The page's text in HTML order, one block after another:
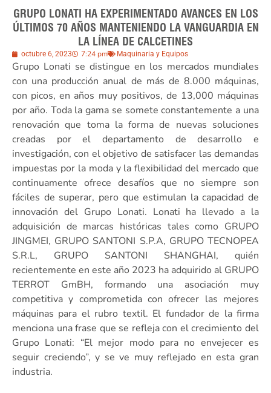
GRUPO LONATI HA EXPERIMENTADO AVANCES EN LOS
ÚLTIMOS 70 AÑOS MANTENIENDO LA VANGUARDIA EN
LA LÍNEA DE CALCETINES
octubre 6, 2023 7:24 pm Maquinaria y Equipos
Grupo Lonati se distingue en los mercados mundiales
con una producción anual de más de 8.000 máquinas,
con picos, en años muy positivos, de 13,000 máquinas
por año. Toda la gama se somete constantemente a una
renovación que toma la forma de nuevas soluciones
creadas por el departamento de desarrollo e
investigación, con el objetivo de satisfacer las demandas
impuestas por la moda y la flexibilidad del mercado que
continuamente ofrece desafíos que no siempre son
fáciles de superar, pero que estimulan la capacidad de
innovación del Grupo Lonati. Lonati ha llevado a la
adquisición de marcas históricas tales como GRUPO
JINGMEI, GRUPO SANTONI S.P.A, GRUPO TECNOPEA
S.R.L, GRUPO SANTONI SHANGHAI, quién
recientemente en este año 2023 ha adquirido al GRUPO
TERROT GmBH, formando una asociación muy
competitiva y comprometida con ofrecer las mejores
máquinas para el rubro textil. El fundador de la firma
menciona una frase que se refleja con el crecimiento del
Grupo Lonati: “El mejor modo para no envejecer es
seguir creciendo”, y se ve muy reflejado en esta gran
industria.